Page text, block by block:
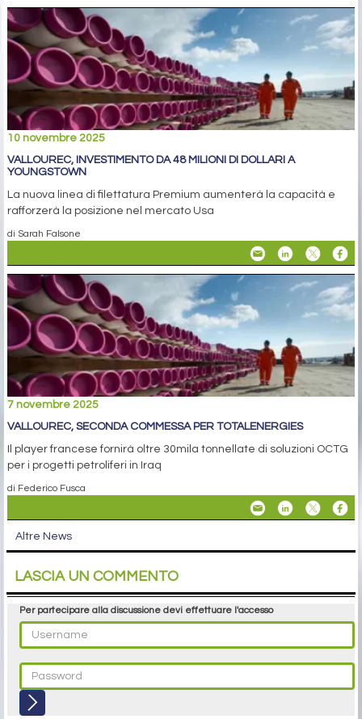
10 novembre 2025
VALLOUREC, INVESTIMENTO DA 48 MILIONI DI DOLLARI A
YOUNGSTOWN
La nuova linea di filettatura Premium aumenterà la capacità e
rafforzerà la posizione nel mercato Usa
di Sarah Falsone
7 novembre 2025
VALLOUREC, SECONDA COMMESSA PER TOTALENERGIES
Il player francese fornirà oltre 30mila tonnellate di soluzioni OCTG
per i progetti petroliferi in Iraq
di Federico Fusca
Altre News
LASCIA UN COMMENTO
Per partecipare alla discussione devi effettuare l'accesso